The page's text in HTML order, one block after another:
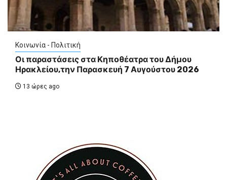
Κοινωνία - Πολιτική
Οι παραστάσεις στα Κηποθέατρα του Δήμου
Ηρακλείου,την Παρασκευή 7 Αυγούστου 2026
13 ώρες ago